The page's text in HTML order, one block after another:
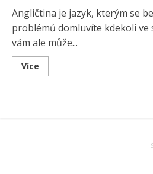
Angličtina je jazyk, kterým se
problémů domluvíte kdekoli ve
vám ale může...
Více
more